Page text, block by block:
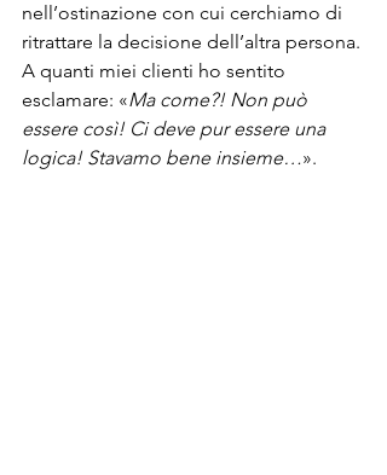
nell’ostinazione con cui cerchiamo di
ritrattare la decisione dell’altra persona.
A quanti miei clienti ho sentito
esclamare: «Ma come?! Non può
essere così! Ci deve pur essere una
logica! Stavamo bene insieme…».